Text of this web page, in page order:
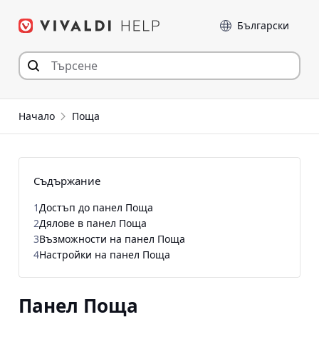
към съдържанието
Език
Начало Поща
Панел Поща
Съдържание
1Достъп до панел Поща
2Дялове в панел Поща
3Възможности на панел Поща
4Настройки на панел Поща